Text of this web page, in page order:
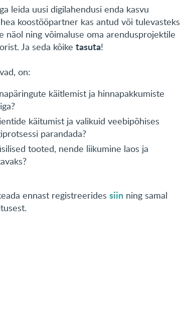
leida uusi digilahendusi enda kasvu
koostööpartner kas antud või tulevasteks
ning võimaluse oma arendusprojektile
Ja seda kõiketasuta!
on:
käitlemist ja hinnapakkumiste
käitumist ja valikuid veebipõhises
parandada?
tooted, nende liikumine laos ja
ennast registreeridessiin ning samal